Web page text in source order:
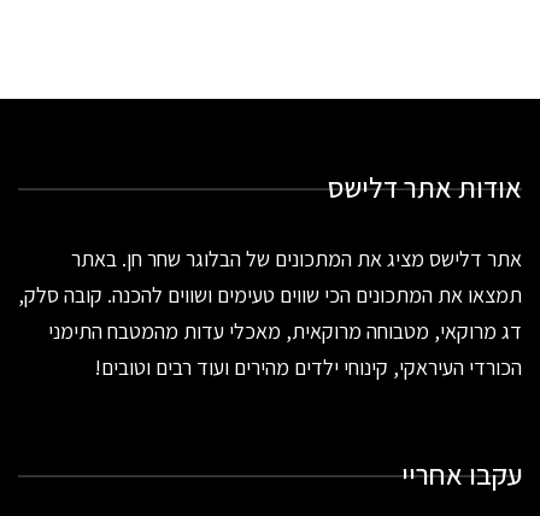
אודות אתר דלישס
אתר דלישס מציג את המתכונים של הבלוגר שחר חן. באתר
תמצאו את המתכונים הכי שווים טעימים ושווים להכנה. קובה סלק,
דג מרוקאי, מטבוחה מרוקאית, מאכלי עדות מהמטבח התימני
הכורדי העיראקי, קינוחי ילדים מהירים ועוד רבים וטובים!
עקבו אחריי